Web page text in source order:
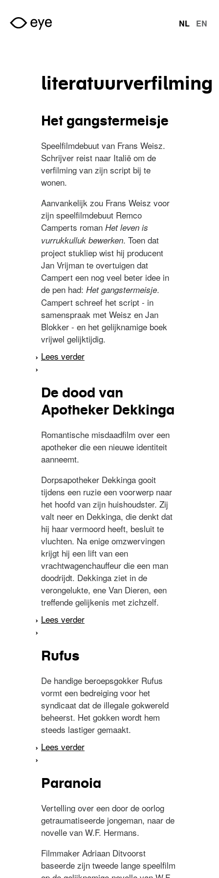
Overslaan en naar de inhoud gaan
talen
NL EN
literatuurverfilming
Het gangstermeisje
Speelfilmdebuut van Frans Weisz.
Schrijver reist naar Italië om de
verfilming van zijn script bij te
wonen.
Aanvankelijk zou Frans Weisz voor
zijn speelfilmdebuut Remco
Camperts roman Het leven is
vurrukkulluk bewerken. Toen dat
project stukliep wist hij producent
Jan Vrijman te overtuigen dat
Campert een nog veel beter idee in
de pen had: Het gangstermeisje.
Campert schreef het script - in
samenspraak met Weisz en Jan
Blokker - en het gelijknamige boek
vrijwel gelijktijdig.
Lees verder
De dood van
Apotheker Dekkinga
Romantische misdaadfilm over een
apotheker die een nieuwe identiteit
aanneemt.
Dorpsapotheker Dekkinga gooit
tijdens een ruzie een voorwerp naar
het hoofd van zijn huishoudster. Zij
valt neer en Dekkinga, die denkt dat
hij haar vermoord heeft, besluit te
vluchten. Na enige omzwervingen
krijgt hij een lift van een
vrachtwagenchauffeur die een man
doodrijdt. Dekkinga ziet in de
verongelukte, ene Van Dieren, een
treffende gelijkenis met zichzelf.
Lees verder
Rufus
De handige beroepsgokker Rufus
vormt een bedreiging voor het
syndicaat dat de illegale gokwereld
beheerst. Het gokken wordt hem
steeds lastiger gemaakt.
Lees verder
Paranoia
Vertelling over een door de oorlog
getraumatiseerde jongeman, naar de
novelle van W.F. Hermans.
Filmmaker Adriaan Ditvoorst
baseerde zijn tweede lange speelfilm